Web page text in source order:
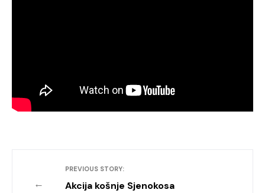
←
PREVIOUS STORY:
Akcija košnje Sjenokosa